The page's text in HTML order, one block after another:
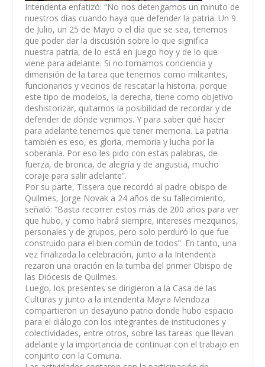
Intendenta enfatizó: “No nos detengamos un minuto de
nuestros días cuando haya que defender la patria. Un 9
de Julio, un 25 de Mayo o el día que se sea, tenemos
que poder dar la discusión sobre lo que significa
nuestra patria, de lo está en juego hoy y de lo que
viene para adelante. Si no tomamos conciencia y
dimensión de la tarea que tenemos como militantes,
funcionarios y vecinos de rescatar la historia, porque
este tipo de modelos, la derecha, tiene como objetivo
deshistorizar, quitarnos la posibilidad de recordar y de
defender de dónde venimos. Y para saber qué hacer
para adelante tenemos que tener memoria. La patria
también es eso, es gloria, memoria y lucha por la
soberanía. Por eso les pido con estas palabras, de
fuerza, de bronca, de alegría y de angustia, mucho
coraje para salir adelante”.
Por su parte, Tissera que recordó al padre obispo de
Quilmes, Jorge Novak a 24 años de su fallecimiento,
señaló: “Basta recorrer estos más de 200 años para ver
que hubo, y como habrá siempre, intereses mezquinos,
personales y de grupos, pero solo perduró lo que fue
construido para el bien común de todos”. En tanto, una
vez finalizada la celebración, junto a la Intendenta
rezaron una oración en la tumba del primer Obispo de
las Diócesis de Quilmes.
Luego, los presentes se dirigieron a la Casa de las
Culturas y junto a la intendenta Mayra Mendoza
compartieron un desayuno patrio donde hubo espacio
para el diálogo con los integrantes de instituciones y
colectividades, entre otros, sobre las tareas que llevan
adelante y la importancia de continuar con el trabajo en
conjunto con la Comuna.